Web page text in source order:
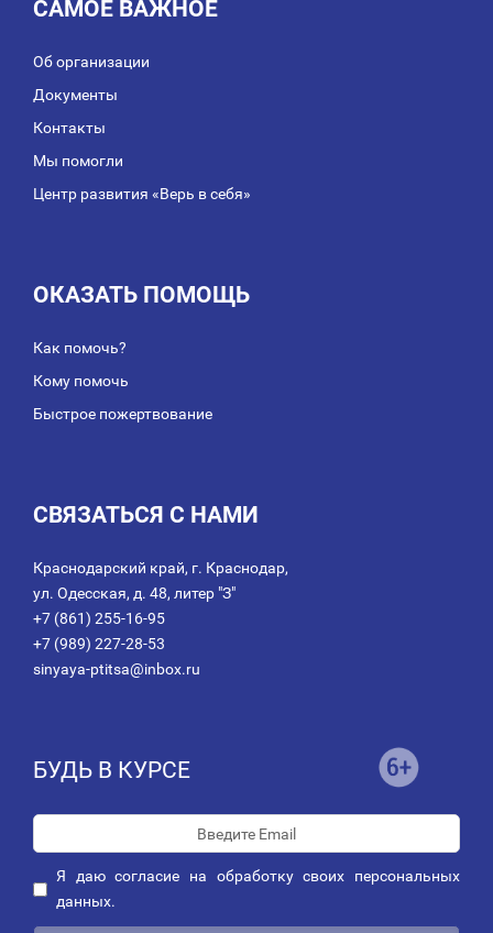
САМОЕ ВАЖНОЕ
Об организации
Документы
Контакты
Мы помогли
Центр развития «Верь в себя»
ОКАЗАТЬ ПОМОЩЬ
Как помочь?
Кому помочь
Быстрое пожертвование
СВЯЗАТЬСЯ С НАМИ
Краснодарский край, г. Краснодар,
ул. Одесская, д. 48, литер "З"
+7 (861) 255-16-95
+7 (989) 227-28-53
sinyaya-ptitsa@inbox.ru
БУДЬ В КУРСЕ
Я даюсогласие на обработку своих персональных
данных.